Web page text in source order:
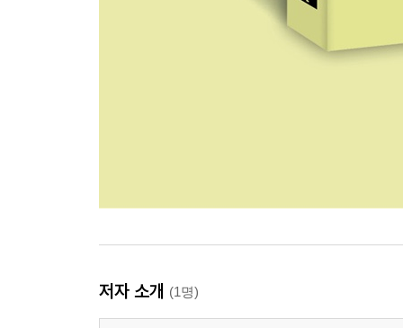
저자 소개 (1명)